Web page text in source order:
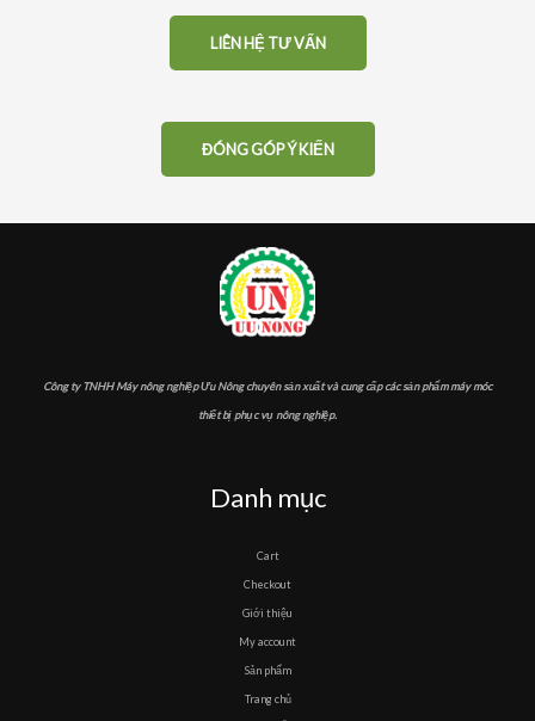
LIÊN HỆ TƯ VẤN
ĐÓNG GÓP Ý KIẾN
Công ty TNHH Máy nông nghiệp Ưu Nông chuyên sản xuất và cung cấp các sản phẩm máy móc
thiết bị phục vụ nông nghiệp.
Danh mục
Cart
Checkout
Giới thiệu
My account
Sản phẩm
Trang chủ